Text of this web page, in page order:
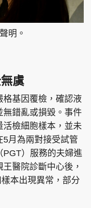
明。
虞
基因覆檢，確認液
無錯亂或損毀。事件
檢細胞樣本，並未
5月為兩對接受試管
）服務的夫婦進
醫院診斷中心後，
本出現異常，部分